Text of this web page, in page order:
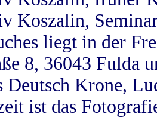
Koszalin,
liegt in der
8, 36043 Fulda
Deutsch Krone,
ist das